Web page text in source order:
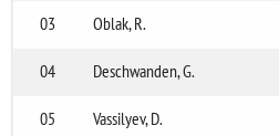
03 Oblak, R.
04 Deschwanden, G.
05 Vassilyev, D.